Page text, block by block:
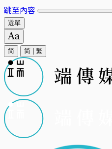
跳至內容
選單
简 简 繁